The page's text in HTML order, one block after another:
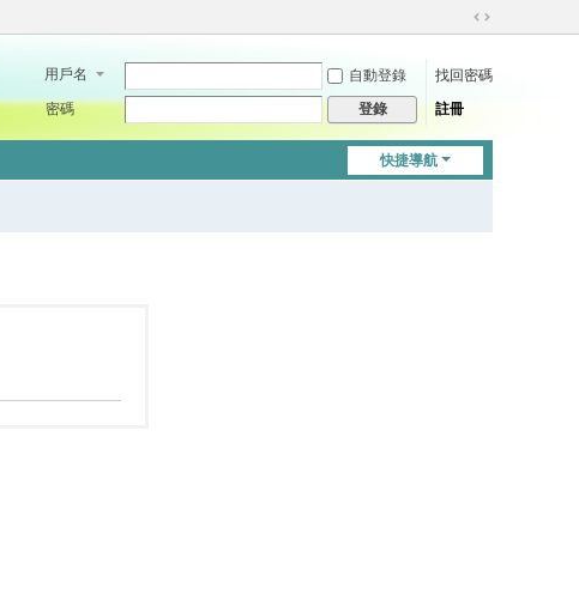
切
到
用戶名 自動登錄
找回密碼
密碼
登錄 註冊
快捷導航